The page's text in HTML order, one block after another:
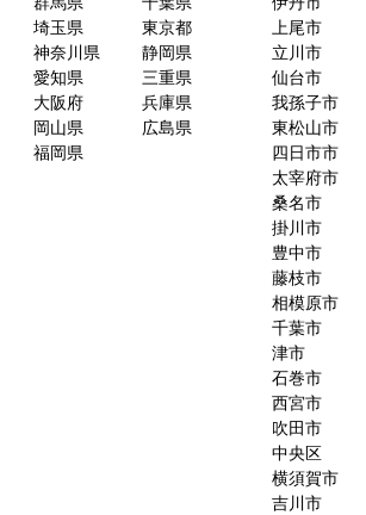
埼玉県
東京都
神奈川県
静岡県
愛知県
三重県
大阪府
兵庫県
岡山県
広島県
福岡県
上尾市
立川市
仙台市
我孫子市
東松山市
四日市市
太宰府市
桑名市
掛川市
豊中市
藤枝市
相模原市
千葉市
津市
石巻市
西宮市
吹田市
中央区
横須賀市
吉川市